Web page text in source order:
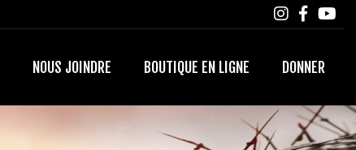
NOUS JOINDRE BOUTIQUE EN LIGNE DONNER